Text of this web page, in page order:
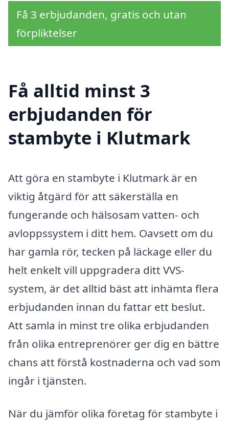
Få 3 erbjudanden, gratis och utan
förpliktelser
Få alltid minst 3
erbjudanden för
stambyte i Klutmark
Att göra en stambyte i Klutmark är en
viktig åtgärd för att säkerställa en
fungerande och hälsosam vatten- och
avloppssystem i ditt hem. Oavsett om du
har gamla rör, tecken på läckage eller du
helt enkelt vill uppgradera ditt VVS-
system, är det alltid bäst att inhämta flera
erbjudanden innan du fattar ett beslut.
Att samla in minst tre olika erbjudanden
från olika entreprenörer ger dig en bättre
chans att förstå kostnaderna och vad som
ingår i tjänsten.
När du jämför olika företag för stambyte i